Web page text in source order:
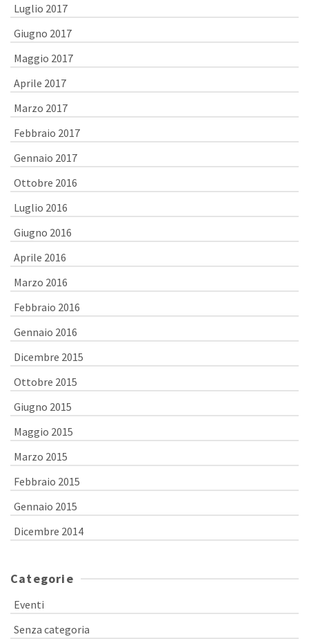
Luglio 2017
Giugno 2017
Maggio 2017
Aprile 2017
Marzo 2017
Febbraio 2017
Gennaio 2017
Ottobre 2016
Luglio 2016
Giugno 2016
Aprile 2016
Marzo 2016
Febbraio 2016
Gennaio 2016
Dicembre 2015
Ottobre 2015
Giugno 2015
Maggio 2015
Marzo 2015
Febbraio 2015
Gennaio 2015
Dicembre 2014
Categorie
Eventi
Senza categoria